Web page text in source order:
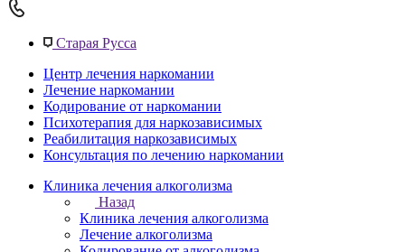
Старая Русса
Центр лечения наркомании
Лечение наркомании
Кодирование от наркомании
Психотерапия для наркозависимых
Реабилитация наркозависимых
Консультация по лечению наркомании
Клиника лечения алкоголизма
Назад
Клиника лечения алкоголизма
Лечение алкоголизма